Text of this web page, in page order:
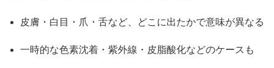
皮膚・白目・爪・舌など、どこに出たかで意味が異なる
一時的な色素沈着・紫外線・皮脂酸化などのケースも